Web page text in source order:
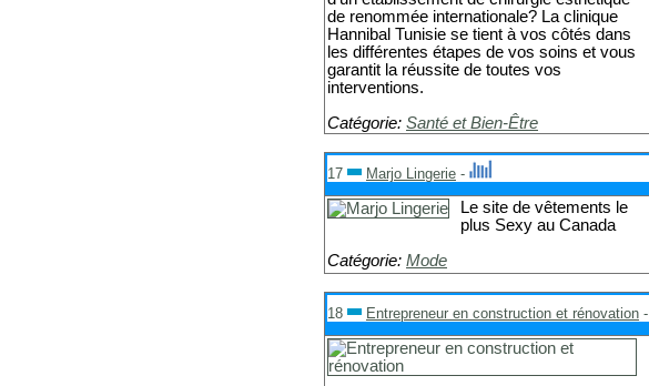
de renommée internationale? La clinique
Hannibal Tunisie se tient à vos côtés dans
les différentes étapes de vos soins et vous
garantit la réussite de toutes vos
interventions.
Catégorie: Santé et Bien-Être
17 Marjo Lingerie -
Le site de vêtements le
plus Sexy au Canada
Catégorie: Mode
18 Entrepreneur en construction et rénovation -